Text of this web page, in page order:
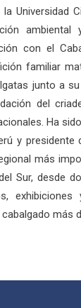
Universidad
con el
familiar
junto a
del
Ha
y
más
Sur, desde
más